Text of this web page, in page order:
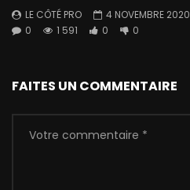
LE CÔTÉ PRO
4 NOVEMBRE 2020
0
1 591 0 0
FAITES UN COMMENTAIRE